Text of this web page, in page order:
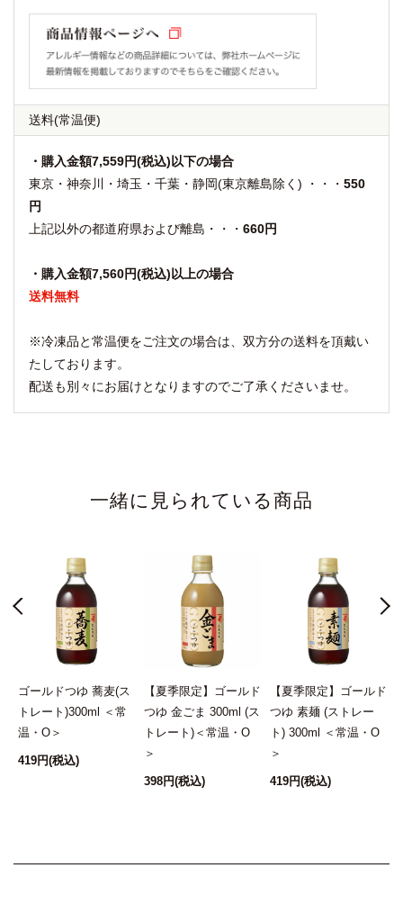
送料(常温便)
・購入金額7,559円(税込)以下の場合
東京・神奈川・埼玉・千葉・静岡(東京離島除く) ・・・ 550
円
上記以外の都道府県および離島・・・ 660円
・購入金額7,560円(税込)以上の場合
送料無料
※冷凍品と常温便をご注文の場合は、双方分の送料を頂戴い
たしております。
配送も別々にお届けとなりますのでご了承くださいませ。
一緒に見られている商品
ゴールドつゆ 蕎麦(ス
トレート)300ml ＜常
温・O＞
419円(税込)
【夏季限定】ゴールド
つゆ 金ごま 300ml (ス
トレート)＜常温・O
＞
398円(税込)
【夏季限定】ゴールド
つゆ 素麺 (ストレー
ト) 300ml ＜常温・O
＞
419円(税込)